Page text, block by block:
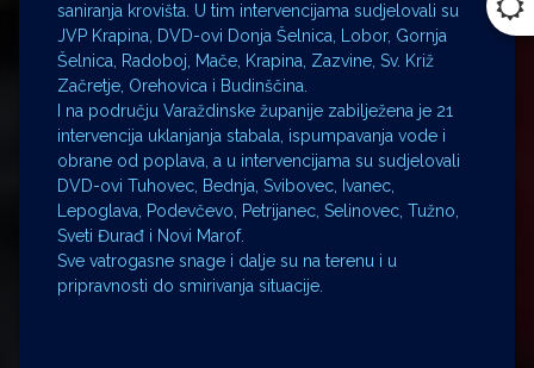
saniranja krovišta. U tim intervencijama sudjelovali su
JVP Krapina, DVD-ovi Donja Šelnica, Lobor, Gornja
Šelnica, Radoboj, Mače, Krapina, Zazvine, Sv. Križ
Začretje, Orehovica i Budinščina.
I na području Varaždinske županije zabilježena je 21
intervencija uklanjanja stabala, ispumpavanja vode i
obrane od poplava, a u intervencijama su sudjelovali
DVD-ovi Tuhovec, Bednja, Svibovec, Ivanec,
Lepoglava, Podevčevo, Petrijanec, Selinovec, Tužno,
Sveti Đurađ i Novi Marof.
Sve vatrogasne snage i dalje su na terenu i u
pripravnosti do smirivanja situacije.